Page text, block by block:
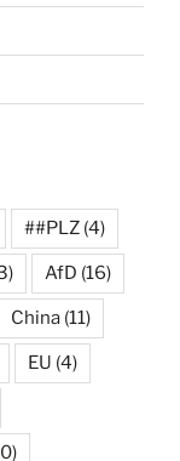
##PLZ (4)
AfD (16)
China (11)
EU (4)